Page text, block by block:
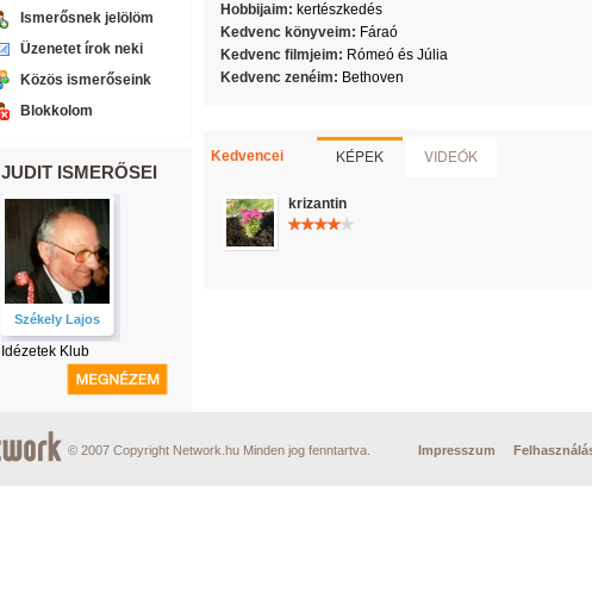
Ismerősnek jelölöm
Üzenetet írok neki
Közös ismerőseink
Blokkolom
JUDIT ISMERŐSEI
Székely Lajos
Idézetek Klub
Hobbijaim: kertészkedés
Kedvenc könyveim: Fáraó
Kedvenc filmjeim: Rómeó és Júlia
Kedvenc zenéim: Bethoven
Kedvencei KÉPEK VIDEÓK
krizantin
© 2007 Copyright Network.hu Minden jog fenntartva. Impresszum